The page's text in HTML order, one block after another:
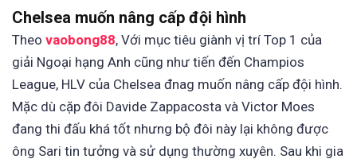
Chelsea muốn nâng cấp đội hình
Theo vaobong88, Với mục tiêu giành vị trí Top 1 của
giải Ngoại hạng Anh cũng như tiến đến Champios
League, HLV của Chelsea đnag muốn nâng cấp đội hình.
Mặc dù cặp đôi Davide Zappacosta và Victor Moes
đang thi đấu khá tốt nhưng bộ đôi này lại không được
ông Sari tin tưởng và sử dụng thường xuyên. Sau khi gia